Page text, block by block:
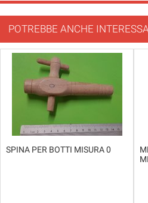
POTREBBE ANCHE
SPINA PER BOTTI MISURA 0